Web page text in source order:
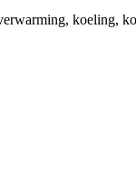
koeling,